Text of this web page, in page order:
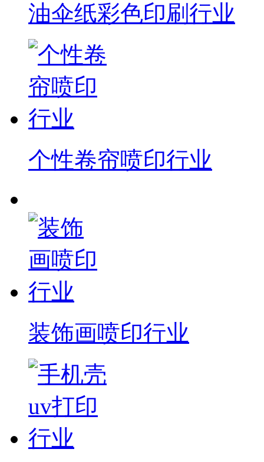
油伞纸彩色印刷行业
个性卷帘喷印行业
装饰画喷印行业